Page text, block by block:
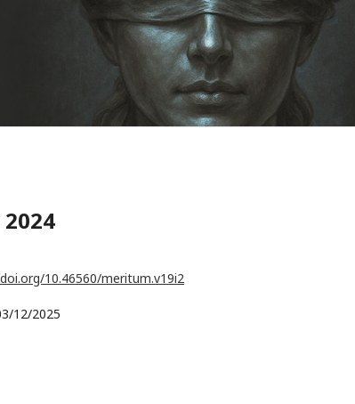
2024
10.46560/meritum.v19i2
12/2025